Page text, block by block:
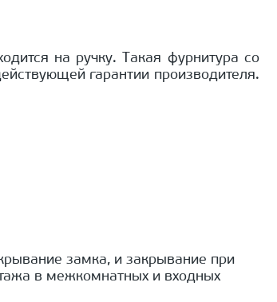
на ручку. Такая фурнитура со
гарантии производителя.
замка, и закрывание при
в межкомнатных и входных